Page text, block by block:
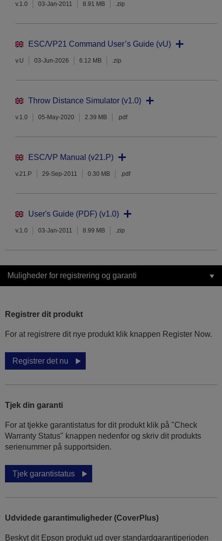
v.1.0 03-Jan-2011 8.91 MB .zip
ESC/VP21 Command User’s Guide (vU)
v.U 03-Jun-2026 6.12 MB .zip
Throw Distance Simulator (v1.0)
v.1.0 05-May-2020 2.39 MB .pdf
ESC/VP Manual (v21.P)
v.21.P 29-Sep-2011 0.30 MB .pdf
User's Guide (PDF) (v1.0)
v.1.0 03-Jan-2011 8.99 MB .zip
Muligheder for registrering og garanti
Registrer dit produkt
For at registrere dit nye produkt klik knappen Register Now.
Registrer det nu
Tjek din garanti
For at tjekke garantistatus for dit produkt klik på "Check
Warranty Status" knappen nedenfor og skriv dit produkts
serienummer på supportsiden.
Tjek garantistatus
Udvidede garantimuligheder (CoverPlus)
Beskyt dit Epson produkt ud over standardgarantiperioden